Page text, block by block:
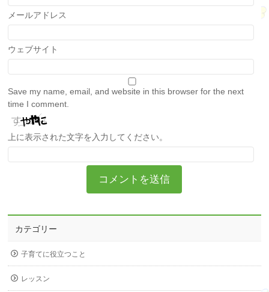
メールアドレス
ウェブサイト
Save my name, email, and website in this browser for the next
time I comment.
上に表示された文字を入力してください。
カテゴリー
子育てに役立つこと
レッスン